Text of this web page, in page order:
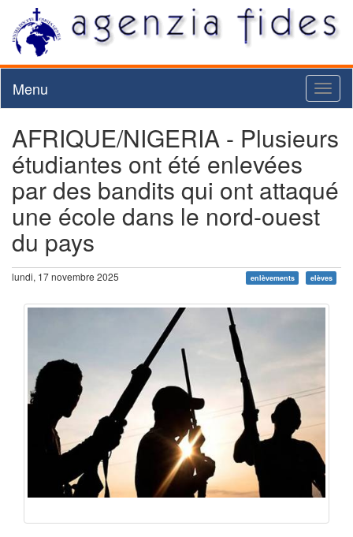
Menu
AFRIQUE/NIGERIA - Plusieurs
étudiantes ont été enlevées
par des bandits qui ont attaqué
une école dans le nord-ouest
du pays
lundi, 17 novembre 2025 enlèvements elèves